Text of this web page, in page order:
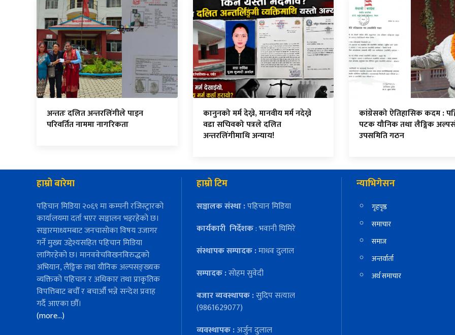
अन्ततः दलित अन्तरलिंगीले पाइन
परिवर्तित नाममा नागरिकता
कानुनको मर्म देख्ने, मानवीय मर्म नदेख्ने
वडा सचिवको पत्रले दलित
अन्तरलिंगीमाथि अन्याय!
कांग्रेसको ऐतिहासिक कदम :
पटक यौनिक तथा लैङ्गिक
उपसमिति गठन
हाम्रो बारेमा
पहिचान मिडिया २०६९ मा कम्पनी रजिस्ट्रारको
कार्यालयमा दर्ता भएर सञ्चालन भइरहेको छ।
सञ्चारमाध्यमबाट जनचासोका विषय उजागर
गर्ने मुख्य उद्देश्यसहित पहिचान मिडिया
लागिरहेको छ। मानववेचविखनविरुद्धको
अभियान, लैङ्गिक तथा यौनिक अल्पसङ्ख्यक
व्यक्तिको पहिचान र अधिकार तथा प्राकृतिक
विपत्तिबाट बचौँ र बचाऔँ भन्ने सन्देश प्रवाह
गर्दै आएका छौँ।
(more…)
हाम्रो टिम
सञ्चालक संस्था :पहिचान मिडिया
कार्यकारी निर्देशक: भवानी घिमिरे
संस्थापक सम्पादक :माधव दुलाल
सम्पादक :सोहम सुवेदी
बजार ब्यवस्थापक :सुदिप सत्याल
(9861629077)
व्यवस्थापक :अर्जुन दुलाल
न्याभिगेसन
गृहपृष्ठ
समाचार
समाज
अन्तर्वार्ता
अर्थ समाचार